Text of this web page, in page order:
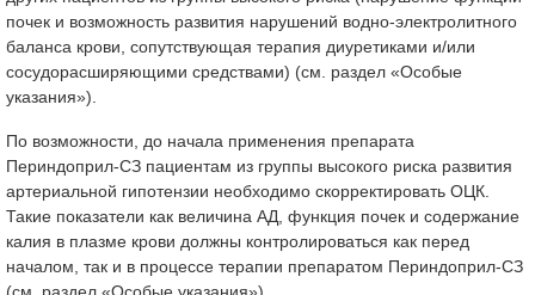
почек и возможность развития нарушений водно-электролитного
баланса крови, сопутствующая терапия диуретиками и/или
сосудорасширяющими средствами) (см. раздел «Особые
указания»).
По возможности, до начала применения препарата
Периндоприл-СЗ пациентам из группы высокого риска развития
артериальной гипотензии необходимо скорректировать ОЦК.
Такие показатели как величина АД, функция почек и содержание
калия в плазме крови должны контролироваться как перед
началом, так и в процессе терапии препаратом Периндоприл-СЗ
(см. раздел «Особые указания»).